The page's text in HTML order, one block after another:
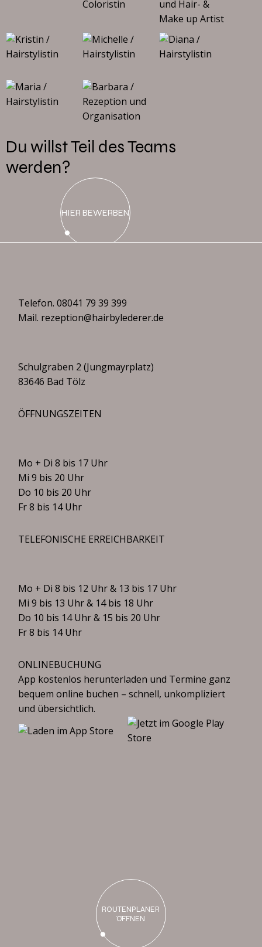
Du willst Teil des Teams
werden?
HIER BEWERBEN
Telefon.08041 79 39 399
Mail. rezeption@hairbylederer.de
Schulgraben 2 (Jungmayrplatz)
83646 Bad Tölz
ÖFFNUNGSZEITEN
Mo + Di 8 bis 17 Uhr
Mi 9 bis 20 Uhr
Do 10 bis 20 Uhr
Fr 8 bis 14 Uhr
TELEFONISCHE ERREICHBARKEIT
Mo + Di 8 bis 12 Uhr & 13 bis 17 Uhr
Mi 9 bis 13 Uhr & 14 bis 18 Uhr
Do 10 bis 14 Uhr & 15 bis 20 Uhr
Fr 8 bis 14 Uhr
ONLINEBUCHUNG
App kostenlos herunterladen und Termine ganz
bequem online buchen – schnell, unkompliziert
und übersichtlich.
ns
ROUTENPLANER
ÖFFNEN